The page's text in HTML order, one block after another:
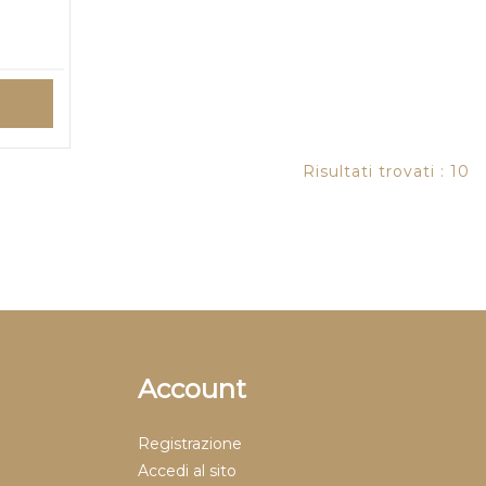
Risultati trovati : 10
Account
Registrazione
Accedi al sito